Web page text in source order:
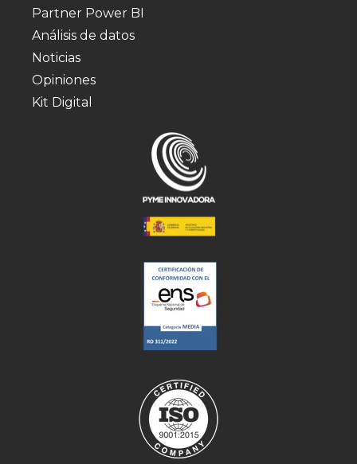
Partner Power BI
Análisis de datos
Noticias
Opiniones
Kit Digital